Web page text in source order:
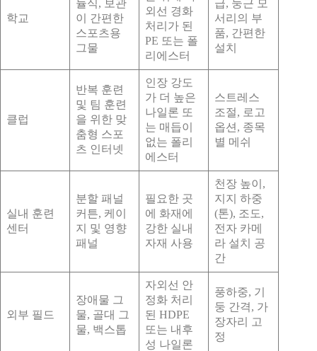
학교
듈식, 보관
이 간편한
스포츠용
그물
외선 경화
처리가 된
PE 또는 폴
리에스터
급, 둥근 모
서리의 부
품, 간편한
설치
클럽
반복 훈련
및 팀 훈련
을 위한 맞
춤형 스포
츠 인터넷
인장 강도
가 더 높은
나일론 또
는 매듭이
없는 폴리
에스터
스트레스
조절, 로고
옵션, 종목
별 메쉬
실내 훈련
센터
분할 패널
커튼, 케이
지 및 영향
패널
필요한 곳
에 화재에
강한 실내
자재 사용
천장 높이,
지지 하중
(톤), 조도,
전자 카메
라 설치 공
간
외부 필드
장애물 그
물, 골대 그
물, 백스톱
자외선 안
정화 처리
된 HDPE
또는 내후
성 나일론
풍하중, 기
둥 간격, 가
장자리 고
정